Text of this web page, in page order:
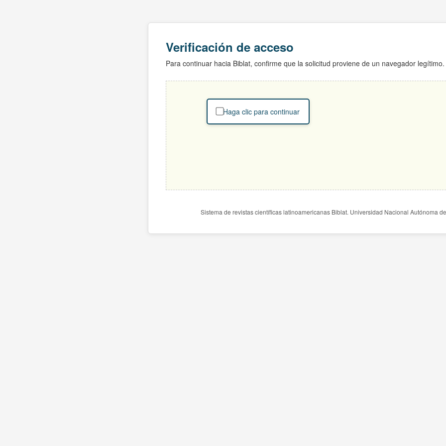
Verificación de acceso
Para continuar hacia Biblat, confirme que la solicitud proviene de un navegador legítimo.
Haga clic para continuar
Sistema de revistas científicas latinoamericanas Biblat. Universidad Nacional Autónoma